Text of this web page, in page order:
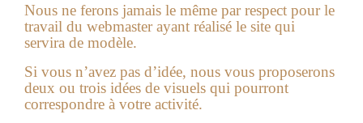
Nous ne ferons jamais le même par respect pour le
travail du webmaster ayant réalisé le site qui
servira de modèle.
Si vous n’avez pas d’idée, nous vous proposerons
deux ou trois idées de visuels qui pourront
correspondre à votre activité.